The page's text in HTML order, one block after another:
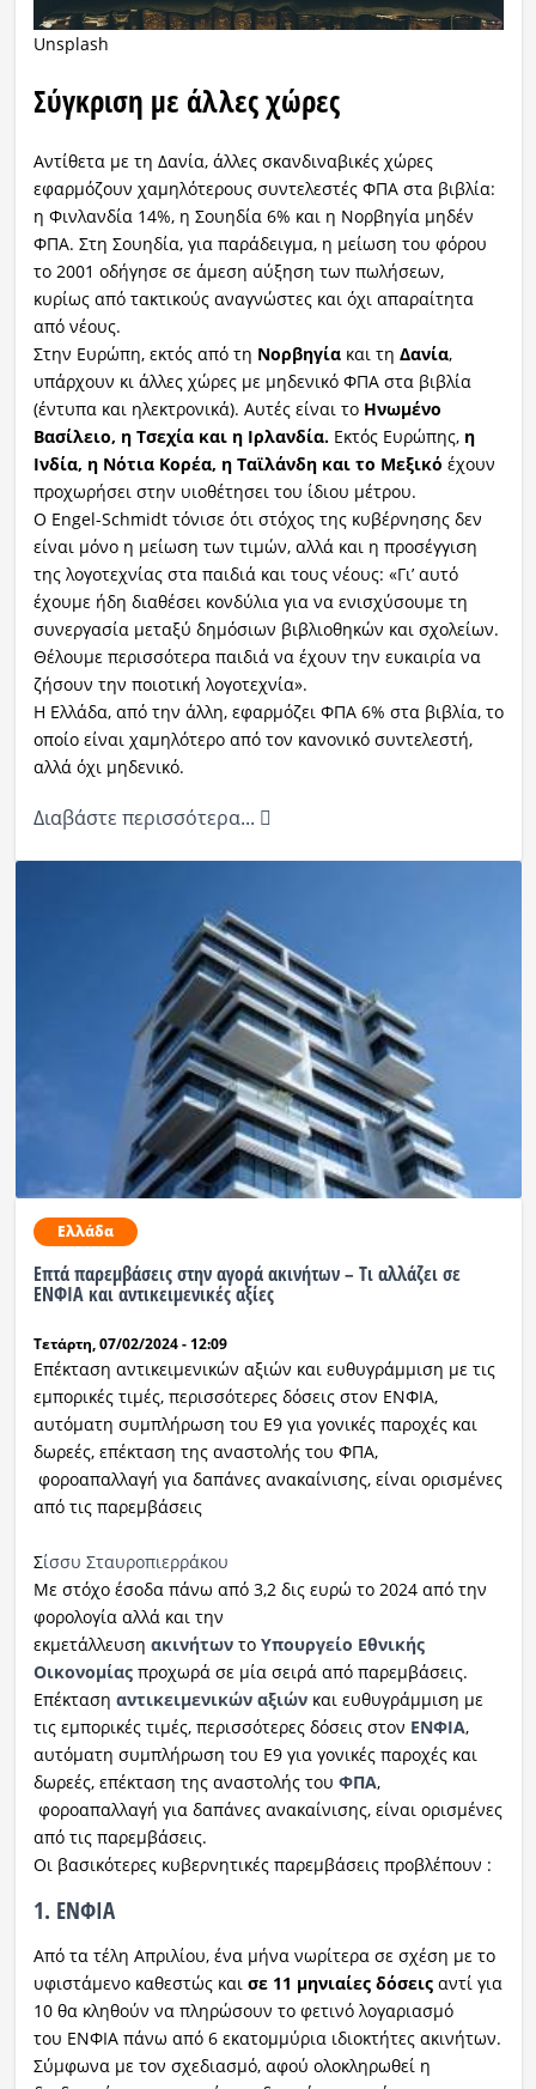
Unsplash
Σύγκριση με άλλες χώρες
Αντίθετα με τη Δανία, άλλες σκανδιναβικές χώρες
εφαρμόζουν χαμηλότερους συντελεστές ΦΠΑ στα βιβλία:
η Φινλανδία 14%, η Σουηδία 6% και η Νορβηγία μηδέν
ΦΠΑ. Στη Σουηδία, για παράδειγμα, η μείωση του φόρου
το 2001 οδήγησε σε άμεση αύξηση των πωλήσεων,
κυρίως από τακτικούς αναγνώστες και όχι απαραίτητα
από νέους.
Στην Ευρώπη, εκτός από τη Νορβηγία και τη Δανία,
υπάρχουν κι άλλες χώρες με μηδενικό ΦΠΑ στα βιβλία
(έντυπα και ηλεκτρονικά). Αυτές είναι τοΗνωμένο
Βασίλειο, η Τσεχία και η Ιρλανδία.Εκτός Ευρώπης, η
Ινδία, η Νότια Κορέα, η Ταϊλάνδη και το Μεξικό έχουν
προχωρήσει στην υιοθέτησει του ίδιου μέτρου.
Ο Engel-Schmidt τόνισε ότι στόχος της κυβέρνησης δεν
είναι μόνο η μείωση των τιμών, αλλά και η προσέγγιση
της λογοτεχνίας στα παιδιά και τους νέους: «Γι’ αυτό
έχουμε ήδη διαθέσει κονδύλια για να ενισχύσουμε τη
συνεργασία μεταξύ δημόσιων βιβλιοθηκών και σχολείων.
Θέλουμε περισσότερα παιδιά να έχουν την ευκαιρία να
ζήσουν την ποιοτική λογοτεχνία».
Η Ελλάδα, από την άλλη, εφαρμόζει ΦΠΑ 6% στα βιβλία, το
οποίο είναι χαμηλότερο από τον κανονικό συντελεστή,
αλλά όχι μηδενικό.
Διαβάστε περισσότερα...
Ελλάδα
Επτά παρεμβάσεις στην αγορά ακινήτων – Τι αλλάζει σε
ΕΝΦΙΑ και αντικειμενικές αξίες
Τετάρτη, 07/02/2024 - 12:09
Επέκταση αντικειμενικών αξιών και ευθυγράμμιση με τις
εμπορικές τιμές, περισσότερες δόσεις στον ΕΝΦΙΑ,
αυτόματη συμπλήρωση του Ε9 για γονικές παροχές και
δωρεές, επέκταση της αναστολής του ΦΠΑ,
φοροαπαλλαγή για δαπάνες ανακαίνισης, είναι ορισμένες
από τις παρεμβάσεις
Σίσσυ Σταυροπιερράκου
Mε στόχο έσοδα πάνω από 3,2 δις ευρώ το 2024 από την
φορολογία αλλά και την
εκμετάλλευση ακινήτωντο Υπουργείο Εθνικής
Οικονομίαςπροχωρά σε μία σειρά από παρεμβάσεις.
Επέκταση αντικειμενικών αξιών και ευθυγράμμιση με
τις εμπορικές τιμές, περισσότερες δόσεις στον ΕΝΦΙΑ,
αυτόματη συμπλήρωση του Ε9 για γονικές παροχές και
δωρεές, επέκταση της αναστολής του ΦΠΑ,
φοροαπαλλαγή για δαπάνες ανακαίνισης, είναι ορισμένες
από τις παρεμβάσεις.
Οι βασικότερες κυβερνητικές παρεμβάσεις προβλέπουν :
1. ΕΝΦΙΑ
Από τα τέλη Απριλίου, ένα μήνα νωρίτερα σε σχέση με το
υφιστάμενο καθεστώς και σε 11 μηνιαίες δόσειςαντί για
10 θα κληθούν να πληρώσουν το φετινό λογαριασμό
του ΕΝΦΙΑ πάνω από 6 εκατομμύρια ιδιοκτήτες ακινήτων.
Σύμφωνα με τον σχεδιασμό, αφού ολοκληρωθεί η